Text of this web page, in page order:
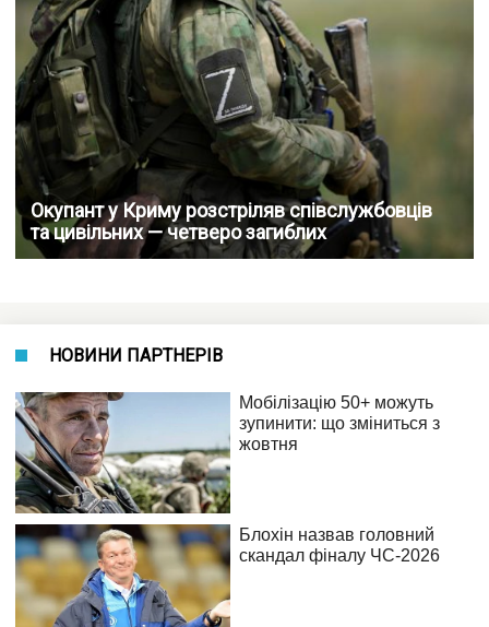
Окупант у Криму розстріляв співслужбовців
та цивільних — четверо загиблих
НОВИНИ ПАРТНЕРІВ